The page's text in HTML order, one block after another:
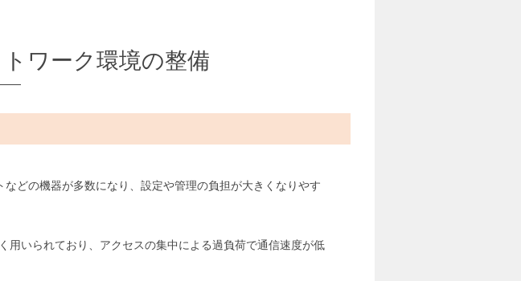
ワーク環境の整備
どの機器が多数になり、設定や管理の負担が大きくなりやす
用いられており、アクセスの集中による過負荷で通信速度が低